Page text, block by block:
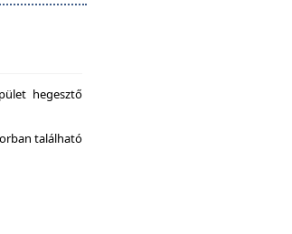
hegesztő
található